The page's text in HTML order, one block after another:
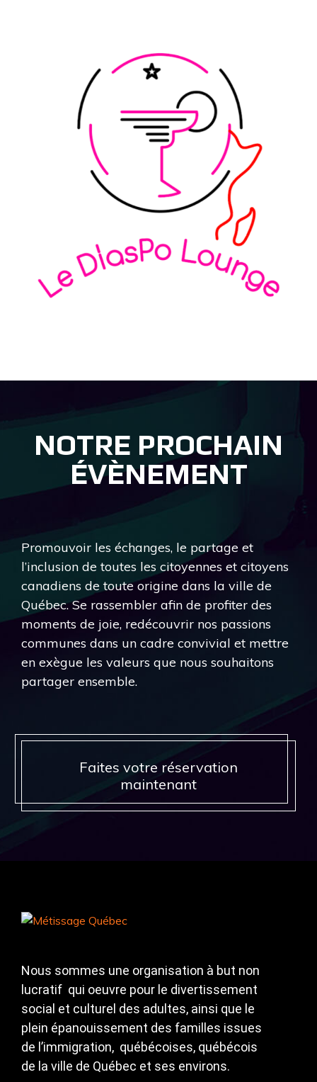
NOTRE PROCHAIN
ÉVÈNEMENT
Promouvoir les échanges, le partage et
l’inclusion de toutes les citoyennes et citoyens
canadiens de toute origine dans la ville de
Québec. Se rassembler afin de profiter des
moments de joie, redécouvrir nos passions
communes dans un cadre convivial et mettre
en exègue les valeurs que nous souhaitons
partager ensemble.
Faites votre réservation
maintenant
Nous sommes une organisation à but non
lucratif qui oeuvre pour le divertissement
social et culturel des adultes, ainsi que le
plein épanouissement des familles issues
de l’immigration, québécoises, québécois
de la ville de Québec et ses environs.